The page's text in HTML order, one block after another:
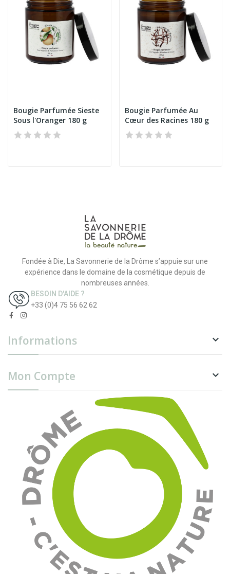
Bougie Parfumée Sieste
Sous l'Oranger 180 g
Bougie Parfumée Au
Cœur des Racines 180 g
Fondée à Die, La Savonnerie de la Drôme s’appuie sur une
expérience dans le domaine de la cosmétique depuis de
nombreuses années.
BESOIN D'AIDE ?
+33 (0)4 75 56 62 62
Informations 
Mon Compte 